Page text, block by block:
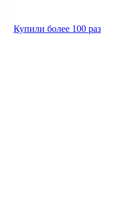
Купили более 100 раз